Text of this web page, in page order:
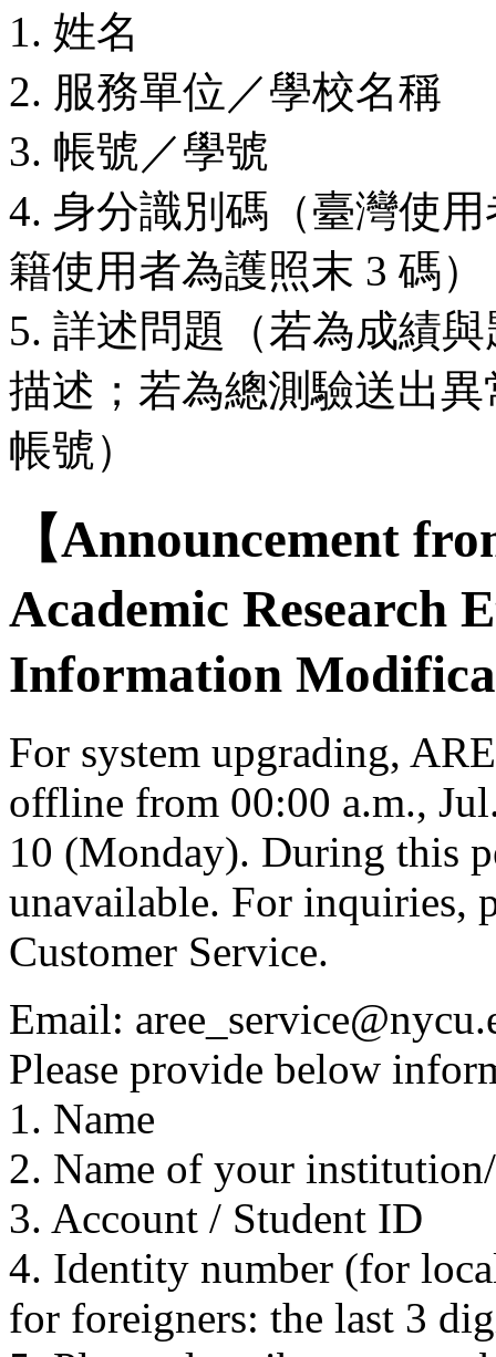
1. 姓名
2. 服務單位／學校名稱
3. 帳號／學號
4. 身分識別碼（臺灣使
籍使用者為護照末 3 碼）
5. 詳述問題（若為成績
描述；若為總測驗送出
帳號）
【Announcement
Academic Research
Information
For system upgrading,
offline from 00:00 a.m.,
10 (Monday). During this
unavailable. For inquiries,
Customer Service.
Email:
Please provide below
1. Name
2. Name of your
3. Account / Student ID
4. Identity number (for
for foreigners: the last 3